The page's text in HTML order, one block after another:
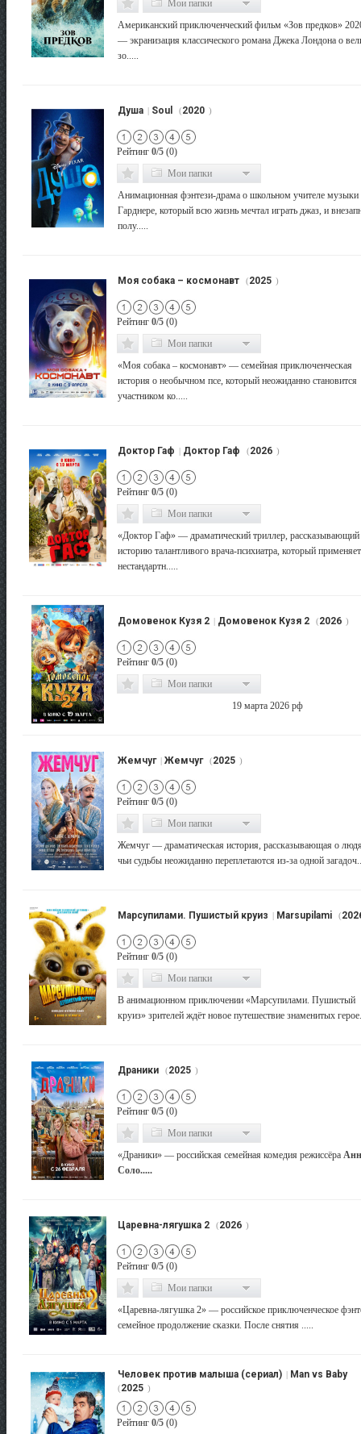
Мои папки
Американский приключенческий фильм «Зов предков»
— экранизация классического романа Джека Лондона о
зо.....
Душа | Soul (2020 )
Рейтинг 0/5 (0)
Мои папки
Анимационная фэнтези‑драма о школьном учителе
Гарднере, который всю жизнь мечтал играть джаз, и
полу.....
Моя собака – космонавт (2025 )
Рейтинг 0/5 (0)
Мои папки
«Моя собака – космонавт» — семейная приключенческая
история о необычном псе, который неожиданно становится
участником ко.....
Доктор Гаф | Доктор Гаф (2026 )
Рейтинг 0/5 (0)
Мои папки
«Доктор Гаф» — драматический триллер, рассказывающий
историю талантливого врача-психиатра, который применяет
нестандартн.....
Домовенок Кузя 2 | Домовенок Кузя 2 (2026 )
Рейтинг 0/5 (0)
Мои папки
19 марта 2026 рф
Жемчуг | Жемчуг (2025 )
Рейтинг 0/5 (0)
Мои папки
Жемчуг — драматическая история, рассказывающая о
чьи судьбы неожиданно переплетаются из-за одной
Марсупилами. Пушистый круиз | Marsupilami (
Рейтинг 0/5 (0)
Мои папки
В анимационном приключении «Марсупилами. Пушистый
круиз» зрителей ждёт новое путешествие знаменитых
Драники (2025 )
Рейтинг 0/5 (0)
Мои папки
«Драники» — российская семейная комедия режиссёра
Соло.....
Царевна-лягушка 2 (2026 )
Рейтинг 0/5 (0)
Мои папки
«Царевна-лягушка 2» — российское приключенческое
семейное продолжение сказки. После снятия .....
Человек против малыша (сериал) | Man vs Baby
(2025 )
Рейтинг 0/5 (0)